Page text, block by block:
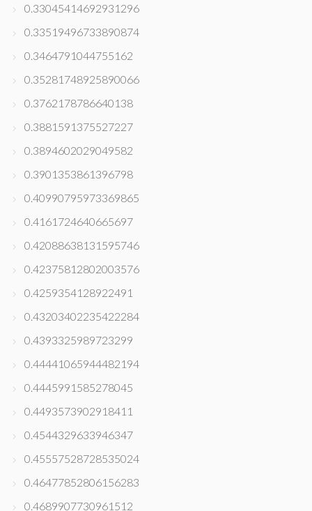
0.33045414692931296
0.33519496733890874
0.3464791044755162
0.35281748925890066
0.3762178786640138
0.3881591375527227
0.3894602029049582
0.3901353861396798
0.40990795973369865
0.4161724640665697
0.42088638131595746
0.42375812802003576
0.4259354128922491
0.43203402235422284
0.4393325989723299
0.44441065944482194
0.4445991585278045
0.4493573902918411
0.4544329633946347
0.45557528728535024
0.46477852806156283
0.4689907730961512